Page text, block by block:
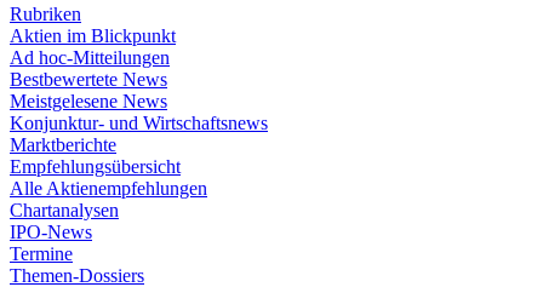
Rubriken
Aktien im Blickpunkt
Ad hoc-Mitteilungen
Bestbewertete News
Meistgelesene News
Konjunktur- und Wirtschaftsnews
Marktberichte
Empfehlungsübersicht
Alle Aktienempfehlungen
Chartanalysen
IPO-News
Termine
Themen-Dossiers